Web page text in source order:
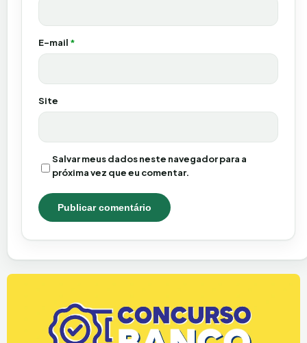
E-mail *
Site
Salvar meus dados neste navegador para a
próxima vez que eu comentar.